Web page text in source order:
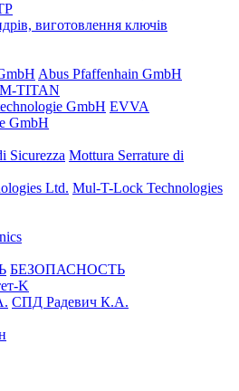
виготовлення ключів
Abus Pfaffenhain GmbH
TITAN
EVVA
GmbH
Mottura Serrature di
Mul-T-Lock Technologies
БЕЗОПАСНОСТЬ
K
СПД Радевич К.А.